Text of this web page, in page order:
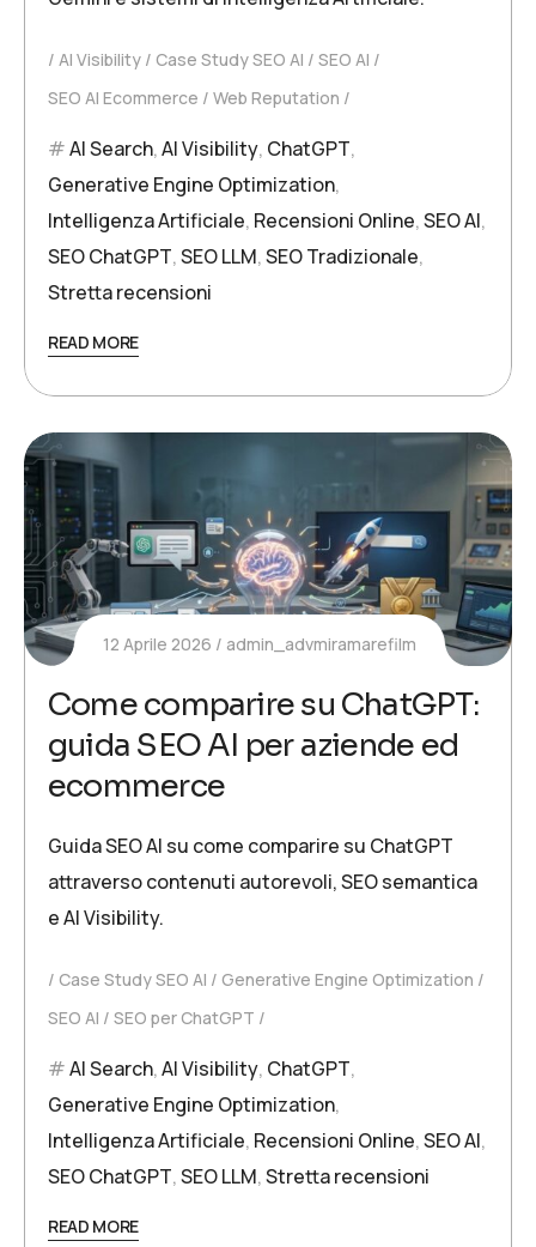
AI Visibility Case Study SEO AI
SEO AI
SEO AI Ecommerce
Web Reputation
AI Search,AI Visibility, ChatGPT,
Generative Engine Optimization,
Intelligenza Artificiale, Recensioni Online,SEO AI,
SEO ChatGPT,SEO LLM,SEO Tradizionale,
Stretta recensioni
READ MORE
12 Aprile 2026 admin_advmiramarefilm
Come comparire su ChatGPT:
guida SEO AI per aziende ed
ecommerce
Guida SEO AI su come comparire su ChatGPT
attraverso contenuti autorevoli, SEO semantica
e AI Visibility.
Case Study SEO AI
Generative Engine Optimization
SEO AI
SEO per ChatGPT
AI Search,AI Visibility, ChatGPT,
Generative Engine Optimization,
Intelligenza Artificiale, Recensioni Online,SEO AI,
SEO ChatGPT,SEO LLM,Stretta recensioni
READ MORE